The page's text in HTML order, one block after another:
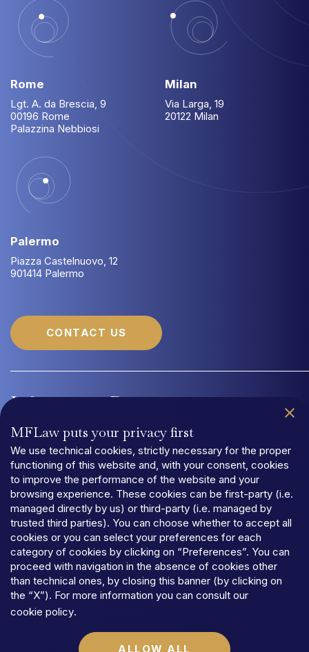
Rome
Lgt. A. da Brescia, 9
00196 Rome
Palazzina Nebbiosi
Milan
Via Larga, 19
20122 Milan
Palermo
Piazza Castelnuovo, 12
901414 Palermo
CONTACT US
Information Documentation
Quality Management System UNI EN ISO 9001:2015
PRIVACY
TERMS AND CONDITIONS
COOKIES
©MFLaw StapA
Share capital € 100.000,00
RM-1684541
MFLaw puts your privacy first
We use technical cookies, strictly necessary for the proper
functioning of this website and, with your consent, cookies
to improve the performance of the website and your
browsing experience. These cookies can be first-party (i.e.
managed directly by us) or third-party (i.e. managed by
trusted third parties). You can choose whether to accept all
cookies or you can select your preferences for each
category of cookies by clicking on “Preferences”. You can
proceed with navigation in the absence of cookies other
than technical ones, by closing this banner (by clicking on
the “X”). For more information you can consult our
cookie policy.
ALLOW ALL